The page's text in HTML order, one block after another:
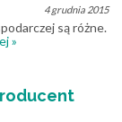
4 grudnia 2015
są różne.
»